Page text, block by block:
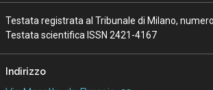
Testata registrata al Tribunale di Milano,
Testata scientifica ISSN 2421-4167
Indirizzo